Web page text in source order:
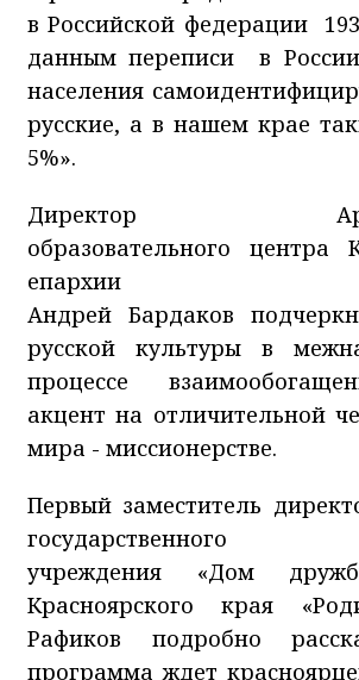
в Российской федерации
данным переписи в
населения
русские, а в нашем крае
5%».
Директор
образовательного центра
епархии
Андрей Бардаков
русской культуры в
процессе
акцент на отличительной
мира - миссионерстве.
Первый заместитель
государственного
учреждения «Дом
Красноярского края
Рафиков подробно
программа ждет